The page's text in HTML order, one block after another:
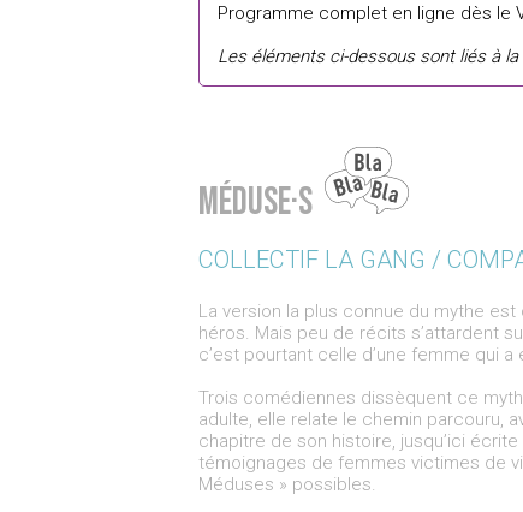
Programme complet en ligne dès le
Les éléments ci-dessous sont liés à la
Méduse·s
COLLECTIF LA GANG /
La version la plus connue du mythe
héros. Mais peu de récits s’attardent
c’est pourtant celle d’une femme qui
Trois comédiennes dissèquent ce
adulte, elle relate le chemin parcouru,
chapitre de son histoire, jusqu’ici
témoignages de femmes victimes de
Méduses » possibles.